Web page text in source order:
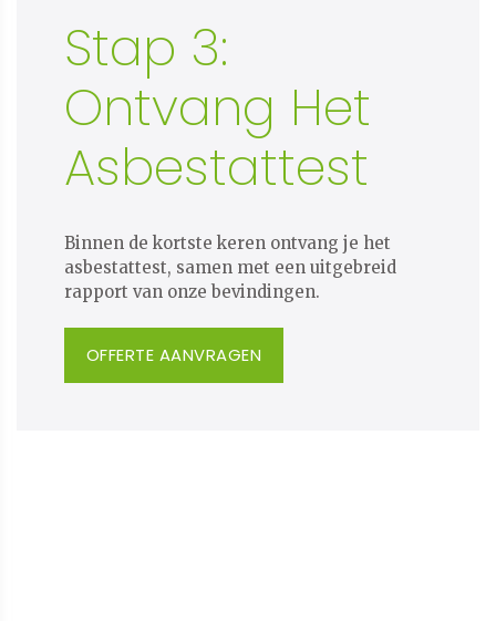
Stap 3:
Ontvang Het
Asbestattest
Binnen de kortste keren ontvang je het
asbestattest, samen met een uitgebreid
rapport van onze bevindingen.
OFFERTE AANVRAGEN